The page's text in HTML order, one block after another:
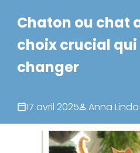
Chaton ou chat
choix crucial
changer
17 avril 2025 Anna Lindo